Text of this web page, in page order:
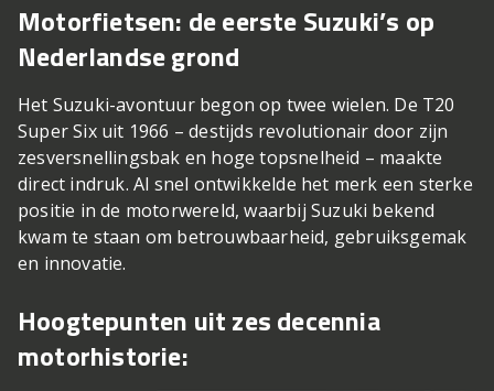
Motorfietsen: de eerste Suzuki’s op
Nederlandse grond
Het Suzuki-avontuur begon op twee wielen. De T20
Super Six uit 1966 – destijds revolutionair door zijn
zesversnellingsbak en hoge topsnelheid – maakte
direct indruk. Al snel ontwikkelde het merk een sterke
positie in de motorwereld, waarbij Suzuki bekend
kwam te staan om betrouwbaarheid, gebruiksgemak
en innovatie.
Hoogtepunten uit zes decennia
motorhistorie: